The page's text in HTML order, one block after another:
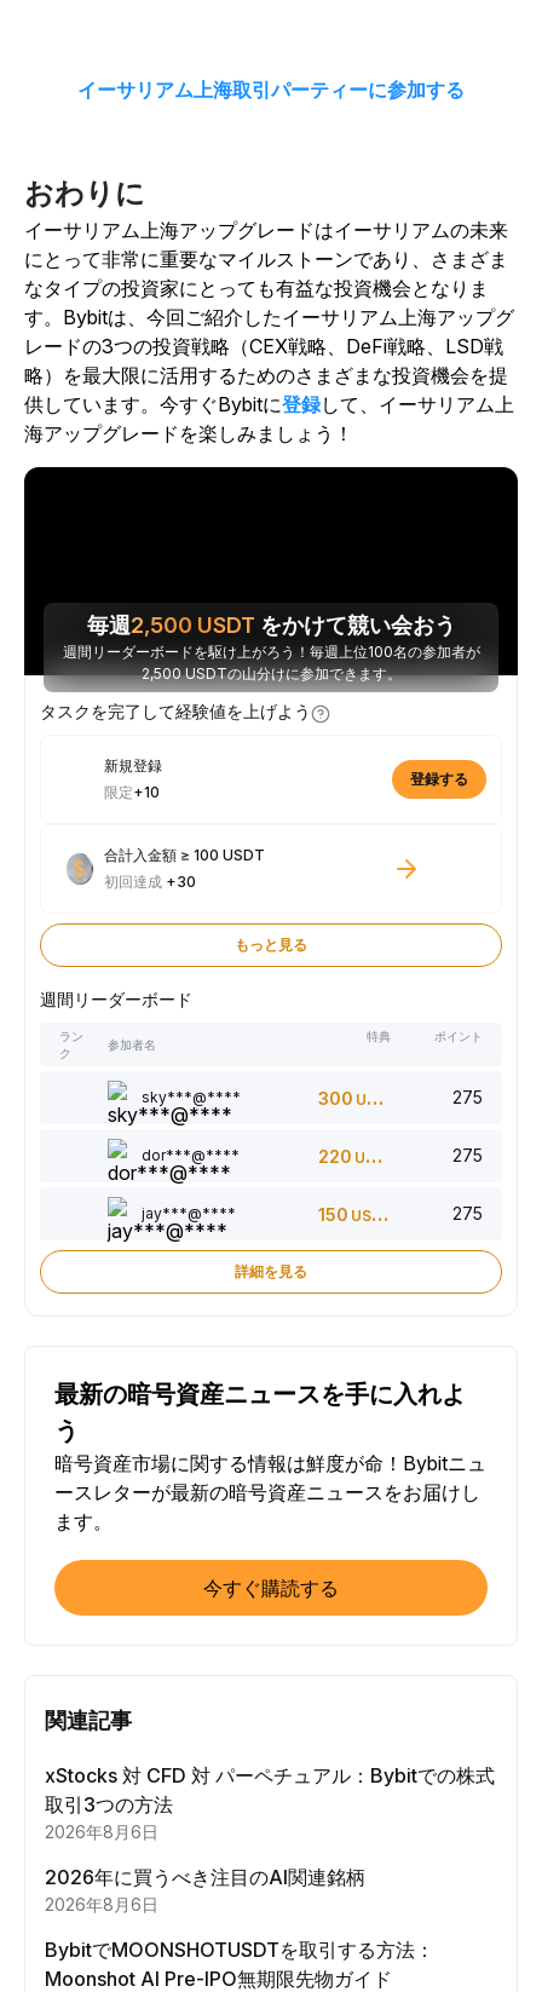
イーサリアム上海取引パーティーに参加する
おわりに
イーサリアム上海アップグレードはイーサリアムの未来
にとって非常に重要なマイルストーンであり、さまざま
なタイプの投資家にとっても有益な投資機会となりま
す。Bybitは、今回ご紹介したイーサリアム上海アップグ
レードの3つの投資戦略（CEX戦略、DeFi戦略、LSD戦
略）を最大限に活用するためのさまざまな投資機会を提
供しています。今すぐBybitに登録して、イーサリアム上
海アップグレードを楽しみましょう！
毎週2,500 USDT をかけて競い会おう
週間リーダーボードを駆け上がろう！毎週上位100名の参加者が
2,500 USDTの山分けに参加できます。
タスクを完了して経験値を上げよう
新規登録
限定+10
登録する
合計入金額 ≥ 100 USDT
初回達成 +30
もっと見る
週間リーダーボード
ラン
ク
参加者名
特典 ポイント
sky***@**** 300 USDT 275
dor***@**** 220 USDT 275
jay***@**** 150 USDT 275
詳細を見る
最新の暗号資産ニュースを手に入れよ
う
暗号資産市場に関する情報は鮮度が命！Bybitニュ
ースレターが最新の暗号資産ニュースをお届けし
ます。
今すぐ購読する
関連記事
xStocks 対 CFD 対 パーペチュアル：Bybitでの株式
取引3つの方法
2026年8月6日
2026年に買うべき注目のAI関連銘柄
2026年8月6日
BybitでMOONSHOTUSDTを取引する方法：
Moonshot AI Pre-IPO無期限先物ガイド